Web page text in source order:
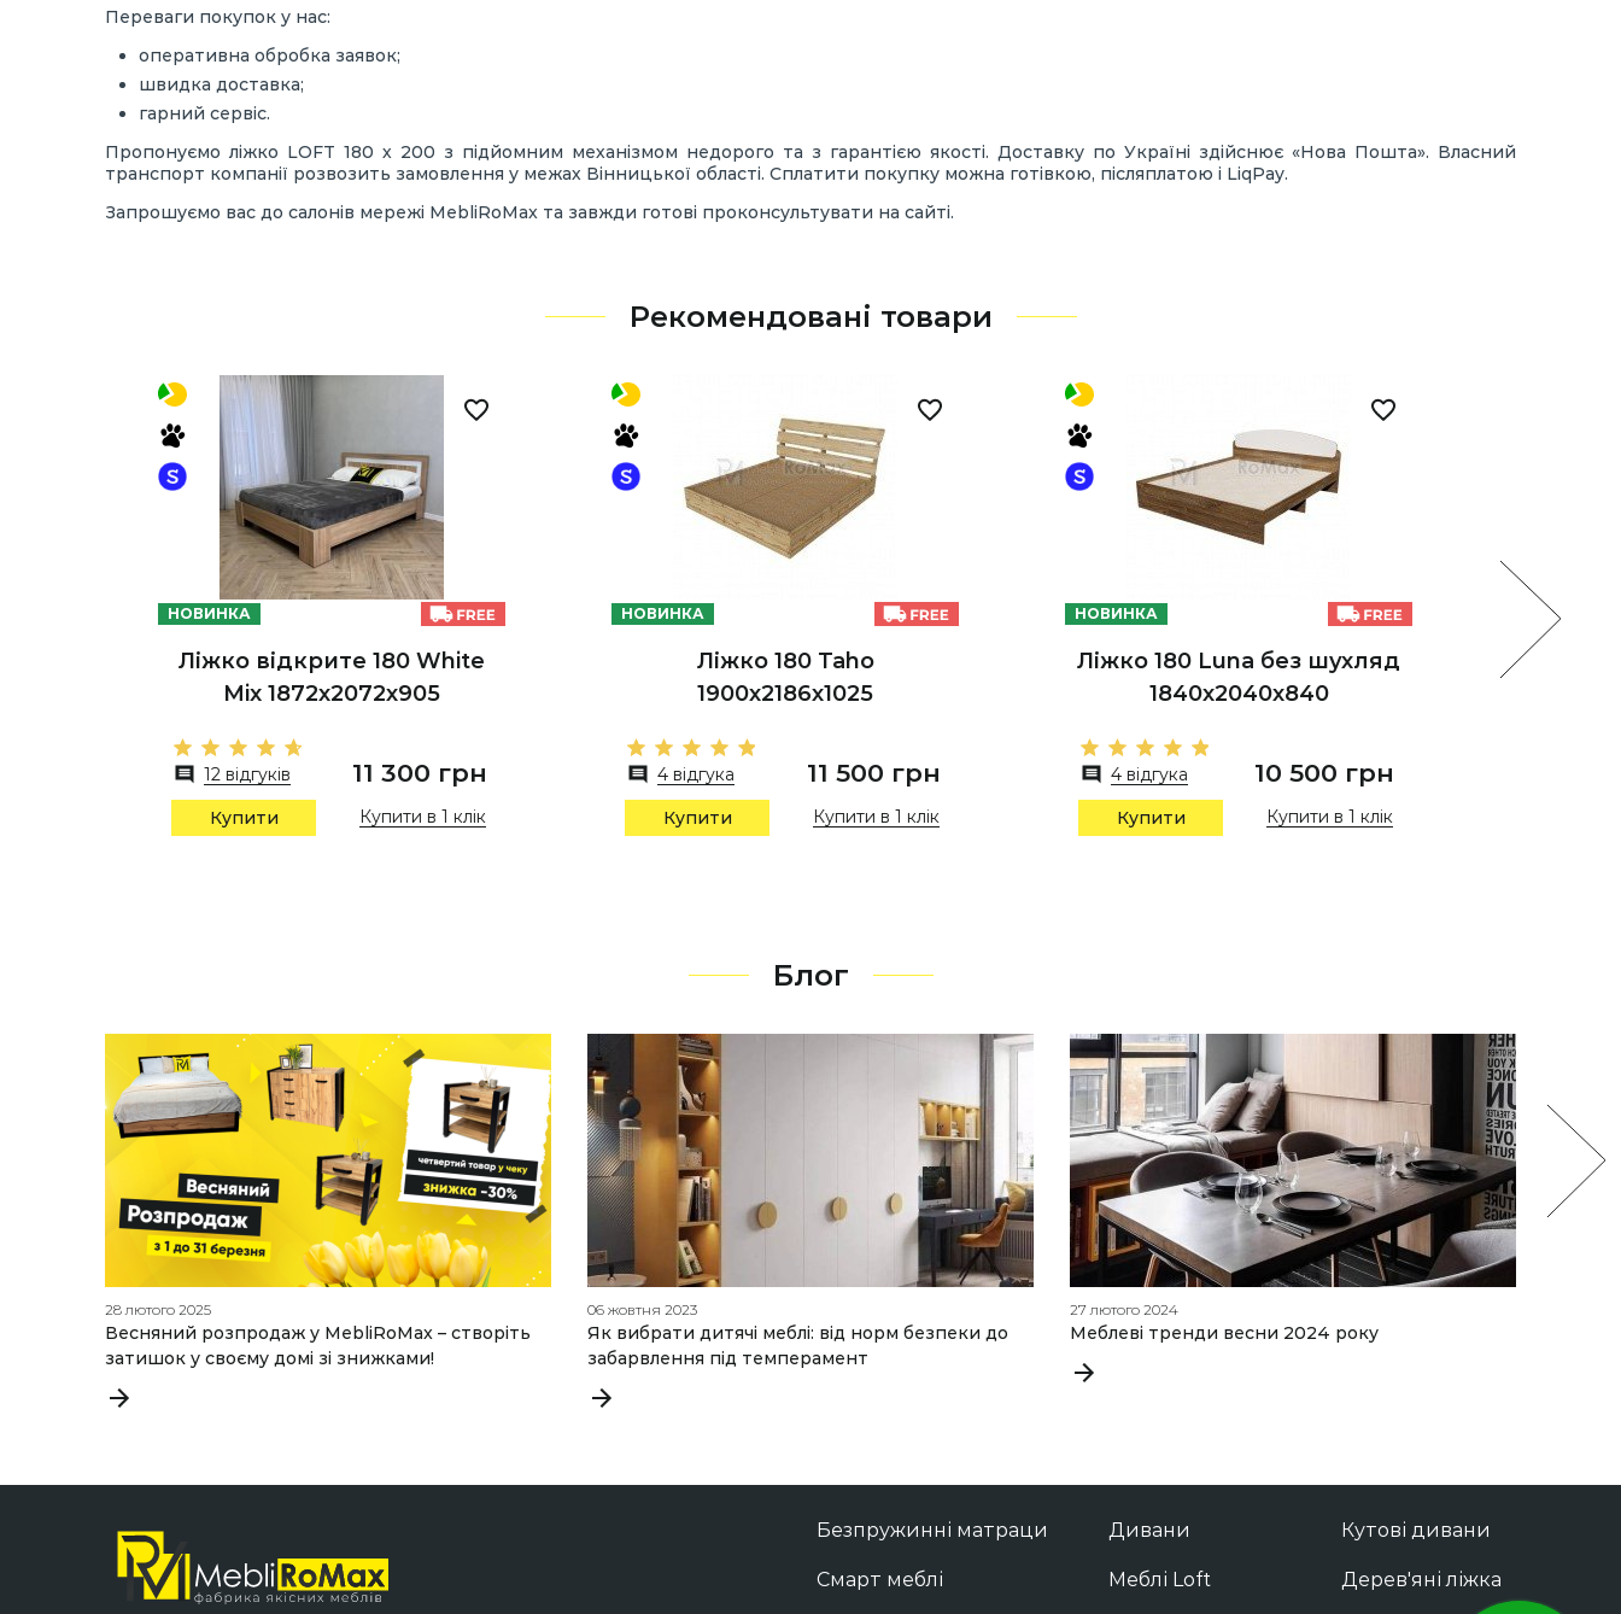
Переваги покупок у нас:
оперативна обробка заявок;
швидка доставка;
гарний сервіс.
Пропонуємо ліжко LOFT 180 х 200 з підйомним механізмом недорого та з гарантією якості. Доставку по Україні здійснює «Нова Пошта». Власний
транспорт компанії розвозить замовлення у межах Вінницької області. Сплатити покупку можна готівкою, післяплатою і LiqPay.
Запрошуємо вас до салонів мережі MebliRoMax та завжди готові проконсультувати на сайті.
Рекомендовані товари
НОВИНКА
Ліжко відкрите 180 White
Mix 1872х2072х905
12 відгуків 11 300 грн
Купити Купити в 1 клік
НОВИНКА
Ліжко 180 Taho
1900х2186х1025
4 відгука 11 500 грн
Купити Купити в 1 клік
НОВИНКА
Ліжко 180 Luna без шухляд
1840х2040х840
4 відгука 10 500 грн
Купити Купити в 1 клік
НОВИНКА
Блог
28 лютого 2025
Весняний розпродаж у MebliRoMax – створіть
затишок у своєму домі зі знижками!
06 жовтня 2023
Як вибрати дитячі меблі: від норм безпеки до
забарвлення під темперамент
27 лютого 2024
Меблеві тренди весни 2024 року
Безпружинні матраци Дивани Кутові дивани
Смарт меблі Меблі Loft Дерев'яні ліжка